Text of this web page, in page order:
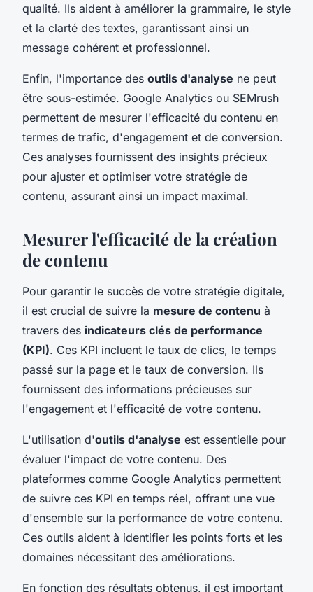
qualité. Ils aident à améliorer la grammaire, le style
et la clarté des textes, garantissant ainsi un
message cohérent et professionnel.
Enfin, l'importance des outils d'analyse ne peut
être sous-estimée. Google Analytics ou SEMrush
permettent de mesurer l'efficacité du contenu en
termes de trafic, d'engagement et de conversion.
Ces analyses fournissent des insights précieux
pour ajuster et optimiser votre stratégie de
contenu, assurant ainsi un impact maximal.
Mesurer l'efficacité de la création
de contenu
Pour garantir le succès de votre stratégie digitale,
il est crucial de suivre la mesure de contenu à
travers des indicateurs clés de performance
(KPI). Ces KPI incluent le taux de clics, le temps
passé sur la page et le taux de conversion. Ils
fournissent des informations précieuses sur
l'engagement et l'efficacité de votre contenu.
L'utilisation d'outils d'analyse est essentielle pour
évaluer l'impact de votre contenu. Des
plateformes comme Google Analytics permettent
de suivre ces KPI en temps réel, offrant une vue
d'ensemble sur la performance de votre contenu.
Ces outils aident à identifier les points forts et les
domaines nécessitant des améliorations.
En fonction des résultats obtenus, il est important